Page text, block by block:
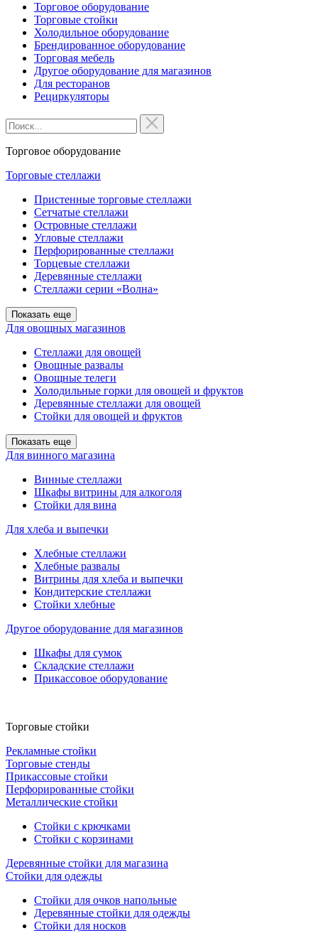
Торговое оборудование
Торговые стойки
Холодильное оборудование
Брендированное оборудование
Торговая мебель
Другое оборудование для магазинов
Для ресторанов
Рециркуляторы
Торговое оборудование
Торговые стеллажи
Пристенные торговые стеллажи
Сетчатые стеллажи
Островные стеллажи
Угловые стеллажи
Перфорированные стеллажи
Торцевые стеллажи
Деревянные стеллажи
Стеллажи серии «Волна»
Показать еще
Для овощных магазинов
Стеллажи для овощей
Овощные развалы
Овощные телеги
Холодильные горки для овощей и фруктов
Деревянные стеллажи для овощей
Стойки для овощей и фруктов
Показать еще
Для винного магазина
Винные стеллажи
Шкафы витрины для алкоголя
Стойки для вина
Для хлеба и выпечки
Хлебные стеллажи
Хлебные развалы
Витрины для хлеба и выпечки
Кондитерские стеллажи
Стойки хлебные
Другое оборудование для магазинов
Шкафы для сумок
Складские стеллажи
Прикассовое оборудование
Торговые стойки
Рекламные стойки
Торговые стенды
Прикассовые стойки
Перфорированные стойки
Металлические стойки
Стойки с крючками
Стойки с корзинами
Деревянные стойки для магазина
Стойки для одежды
Стойки для очков напольные
Деревянные стойки для одежды
Стойки для носков